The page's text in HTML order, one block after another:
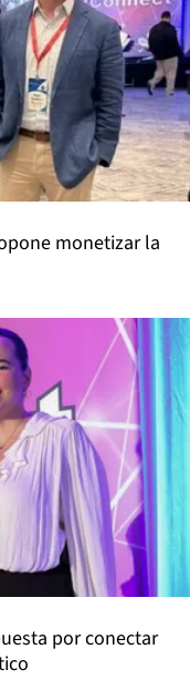
monetizar la
por conectar